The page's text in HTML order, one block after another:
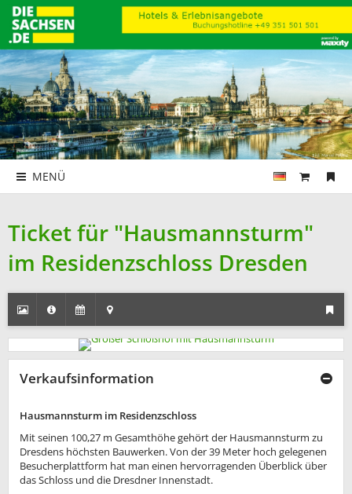
MENÜ
Ticket für "Hausmannsturm"
im Residenzschloss Dresden
Verkaufsinformation
Hausmannsturm im Residenzschloss
Mit seinen 100,27 m Gesamthöhe gehört der Hausmannsturm zu
Dresdens höchsten Bauwerken. Von der 39 Meter hoch gelegenen
Besucherplattform hat man einen hervorragenden Überblick über
das Schloss und die Dresdner Innenstadt.